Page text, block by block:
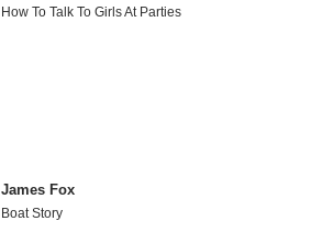
How To Talk To Girls At Parties
James Fox
Boat Story